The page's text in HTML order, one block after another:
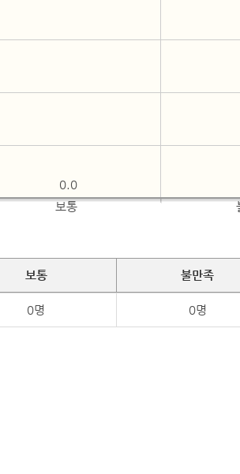
보통
0.0
보통 불만족
0명 0명